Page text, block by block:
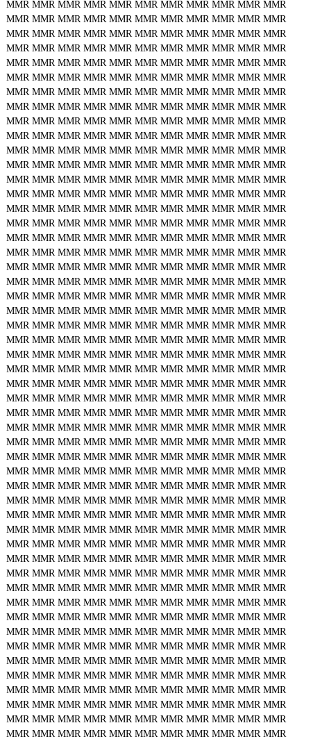
MMR MMR MMR MMR MMR MMR MMR MMR MMR MMR MMR
MMR MMR MMR MMR MMR MMR MMR MMR MMR MMR MMR
MMR MMR MMR MMR MMR MMR MMR MMR MMR MMR MMR
MMR MMR MMR MMR MMR MMR MMR MMR MMR MMR MMR
MMR MMR MMR MMR MMR MMR MMR MMR MMR MMR MMR
MMR MMR MMR MMR MMR MMR MMR MMR MMR MMR MMR
MMR MMR MMR MMR MMR MMR MMR MMR MMR MMR MMR
MMR MMR MMR MMR MMR MMR MMR MMR MMR MMR MMR
MMR MMR MMR MMR MMR MMR MMR MMR MMR MMR MMR
MMR MMR MMR MMR MMR MMR MMR MMR MMR MMR MMR
MMR MMR MMR MMR MMR MMR MMR MMR MMR MMR MMR
MMR MMR MMR MMR MMR MMR MMR MMR MMR MMR MMR
MMR MMR MMR MMR MMR MMR MMR MMR MMR MMR MMR
MMR MMR MMR MMR MMR MMR MMR MMR MMR MMR MMR
MMR MMR MMR MMR MMR MMR MMR MMR MMR MMR MMR
MMR MMR MMR MMR MMR MMR MMR MMR MMR MMR MMR
MMR MMR MMR MMR MMR MMR MMR MMR MMR MMR MMR
MMR MMR MMR MMR MMR MMR MMR MMR MMR MMR MMR
MMR MMR MMR MMR MMR MMR MMR MMR MMR MMR MMR
MMR MMR MMR MMR MMR MMR MMR MMR MMR MMR MMR
MMR MMR MMR MMR MMR MMR MMR MMR MMR MMR MMR
MMR MMR MMR MMR MMR MMR MMR MMR MMR MMR MMR
MMR MMR MMR MMR MMR MMR MMR MMR MMR MMR MMR
MMR MMR MMR MMR MMR MMR MMR MMR MMR MMR MMR
MMR MMR MMR MMR MMR MMR MMR MMR MMR MMR MMR
MMR MMR MMR MMR MMR MMR MMR MMR MMR MMR MMR
MMR MMR MMR MMR MMR MMR MMR MMR MMR MMR MMR
MMR MMR MMR MMR MMR MMR MMR MMR MMR MMR MMR
MMR MMR MMR MMR MMR MMR MMR MMR MMR MMR MMR
MMR MMR MMR MMR MMR MMR MMR MMR MMR MMR MMR
MMR MMR MMR MMR MMR MMR MMR MMR MMR MMR MMR
MMR MMR MMR MMR MMR MMR MMR MMR MMR MMR MMR
MMR MMR MMR MMR MMR MMR MMR MMR MMR MMR MMR
MMR MMR MMR MMR MMR MMR MMR MMR MMR MMR MMR
MMR MMR MMR MMR MMR MMR MMR MMR MMR MMR MMR
MMR MMR MMR MMR MMR MMR MMR MMR MMR MMR MMR
MMR MMR MMR MMR MMR MMR MMR MMR MMR MMR MMR
MMR MMR MMR MMR MMR MMR MMR MMR MMR MMR MMR
MMR MMR MMR MMR MMR MMR MMR MMR MMR MMR MMR
MMR MMR MMR MMR MMR MMR MMR MMR MMR MMR MMR
MMR MMR MMR MMR MMR MMR MMR MMR MMR MMR MMR
MMR MMR MMR MMR MMR MMR MMR MMR MMR MMR MMR
MMR MMR MMR MMR MMR MMR MMR MMR MMR MMR MMR
MMR MMR MMR MMR MMR MMR MMR MMR MMR MMR MMR
MMR MMR MMR MMR MMR MMR MMR MMR MMR MMR MMR
MMR MMR MMR MMR MMR MMR MMR MMR MMR MMR MMR
MMR MMR MMR MMR MMR MMR MMR MMR MMR MMR MMR
MMR MMR MMR MMR MMR MMR MMR MMR MMR MMR MMR
MMR MMR MMR MMR MMR MMR MMR MMR MMR MMR MMR
MMR MMR MMR MMR MMR MMR MMR MMR MMR MMR MMR
MMR MMR MMR MMR MMR MMR MMR MMR MMR MMR MMR